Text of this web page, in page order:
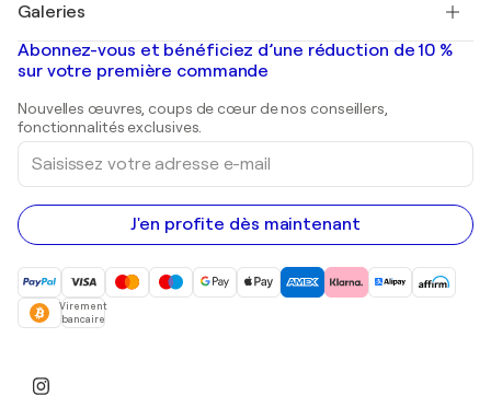
Banksy
Mr. Brainwash
Shepard Fairey
Tableaux abstraits à vendre
Peintures de paysage
Estampes
Peintures acryliques
Galeries
Galeries d'art en France
Galeries d'art en Belgique
Abonnez-vous et bénéficiez d’une réduction de 10 %
sur votre première commande
Nouvelles œuvres, coups de cœur de nos conseillers,
fonctionnalités exclusives.
Saisissez
votre
adresse
e-
mail
J'en profite dès maintenant
Virement
bancaire